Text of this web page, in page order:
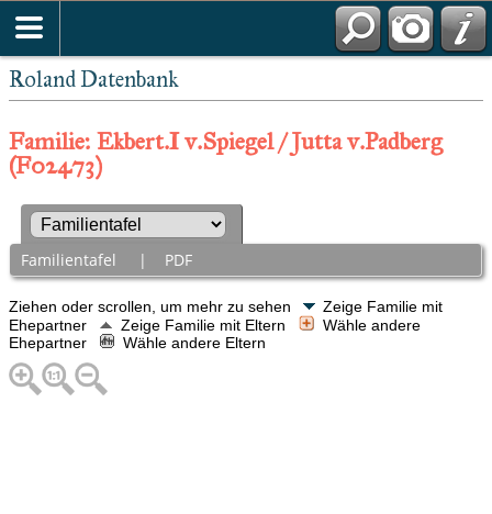
Roland Datenbank
Familie: Ekbert.I v.Spiegel / Jutta v.Padberg
(F02473)
Familientafel | PDF
Ziehen oder scrollen, um mehr zu sehen
Zeige Familie mit
Ehepartner
Zeige Familie mit Eltern
Wähle andere
Ehepartner
Wähle andere Eltern